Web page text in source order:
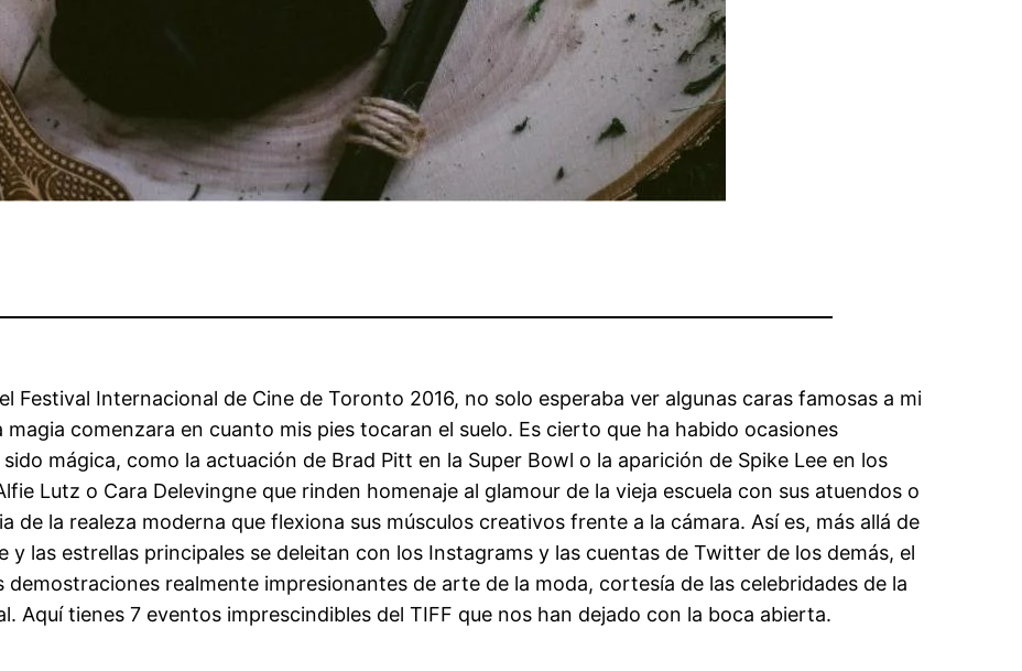
Festival Internacional de Cine de Toronto 2016, no solo esperaba ver algunas caras famosas a mi
magia comenzara en cuanto mis pies tocaran el suelo. Es cierto que ha habido ocasiones
mágica, como la actuación de Brad Pitt en la Super Bowl o la aparición de Spike Lee en los
Lutz o Cara Delevingne que rinden homenaje al glamour de la vieja escuela con sus atuendos o
de la realeza moderna que flexiona sus músculos creativos frente a la cámara. Así es, más allá de
y las estrellas principales se deleitan con los Instagrams y las cuentas de Twitter de los demás, el
realmente impresionantes de arte de la moda, cortesía de las celebridades de la
Aquí tienes 7 eventos imprescindibles del TIFF que nos han dejado con la boca abierta.